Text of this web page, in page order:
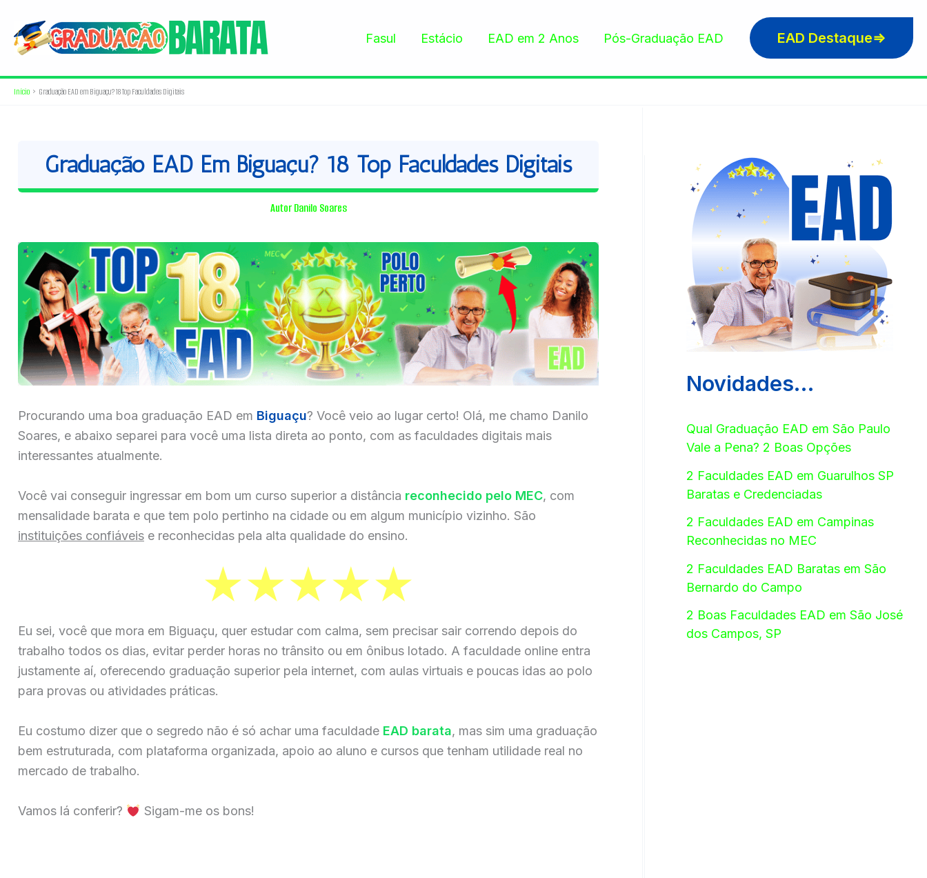
para
Fasul Estácio EAD em 2 Anos Pós-Graduação EAD EAD Destaque⇒
Início Graduação EAD em Biguaçu? 18 Top Faculdades Digitais
Graduação EAD Em Biguaçu? 18 Top Faculdades Digitais
Autor Danilo Soares
Procurando uma boa graduação EAD em Biguaçu? Você veio ao lugar certo! Olá, me chamo Danilo
Soares, e abaixo separei para você uma lista direta ao ponto, com as faculdades digitais mais
interessantes atualmente.
Você vai conseguir ingressar em bom um curso superior a distância reconhecido pelo MEC, com
mensalidade barata e que tem polo pertinho na cidade ou em algum município vizinho. São
instituições confiáveis e reconhecidas pela alta qualidade do ensino.
Eu sei, você que mora em Biguaçu, quer estudar com calma, sem precisar sair correndo depois do
trabalho todos os dias, evitar perder horas no trânsito ou em ônibus lotado. A faculdade online entra
justamente aí, oferecendo graduação superior pela internet, com aulas virtuais e poucas idas ao polo
para provas ou atividades práticas.
Eu costumo dizer que o segredo não é só achar uma faculdade EAD barata, mas sim uma graduação
bem estruturada, com plataforma organizada, apoio ao aluno e cursos que tenham utilidade real no
mercado de trabalho.
Vamos lá conferir? Sigam-me os bons!
Novidades…
Qual Graduação EAD em São Paulo
Vale a Pena? 2 Boas Opções
2 Faculdades EAD em Guarulhos SP
Baratas e Credenciadas
2 Faculdades EAD em Campinas
Reconhecidas no MEC
2 Faculdades EAD Baratas em São
Bernardo do Campo
2 Boas Faculdades EAD em São José
dos Campos, SP